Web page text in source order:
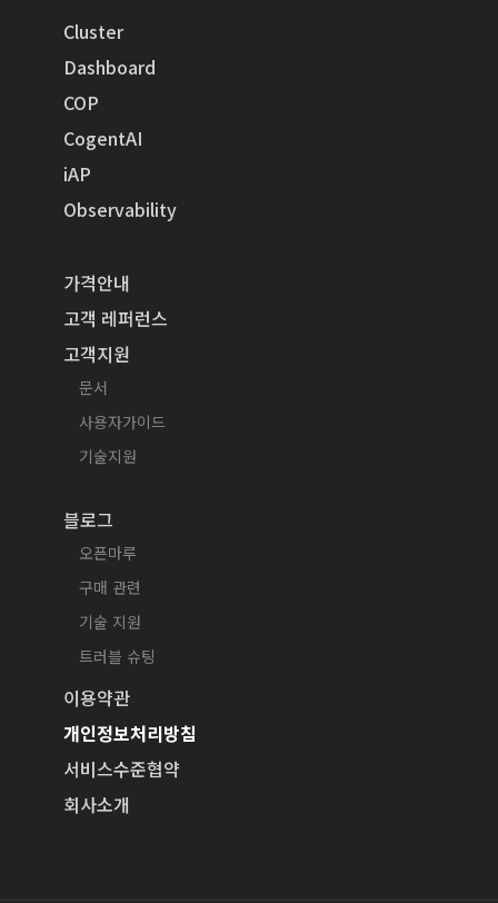
Cluster
Dashboard
COP
CogentAI
iAP
Observability
가격안내
고객 레퍼런스
고객지원
문서
사용자가이드
기술지원
블로그
오픈마루
구매 관련
기술 지원
트러블 슈팅
이용약관
개인정보처리방침
서비스수준협약
회사소개